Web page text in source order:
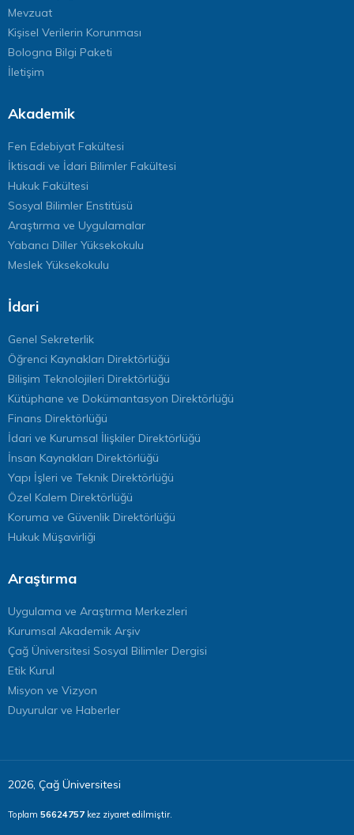
Mevzuat
Kişisel Verilerin Korunması
Bologna Bilgi Paketi
İletişim
Akademik
Fen Edebiyat Fakültesi
İktisadi ve İdari Bilimler Fakültesi
Hukuk Fakültesi
Sosyal Bilimler Enstitüsü
Araştırma ve Uygulamalar
Yabancı Diller Yüksekokulu
Meslek Yüksekokulu
İdari
Genel Sekreterlik
Öğrenci Kaynakları Direktörlüğü
Bilişim Teknolojileri Direktörlüğü
Kütüphane ve Dokümantasyon Direktörlüğü
Finans Direktörlüğü
İdari ve Kurumsal İlişkiler Direktörlüğü
İnsan Kaynakları Direktörlüğü
Yapı İşleri ve Teknik Direktörlüğü
Özel Kalem Direktörlüğü
Koruma ve Güvenlik Direktörlüğü
Hukuk Müşavirliği
Araştırma
Uygulama ve Araştırma Merkezleri
Kurumsal Akademik Arşiv
Çağ Üniversitesi Sosyal Bilimler Dergisi
Etik Kurul
Misyon ve Vizyon
Duyurular ve Haberler
2026, Çağ Üniversitesi
Toplam 56624757 kez ziyaret edilmiştir.